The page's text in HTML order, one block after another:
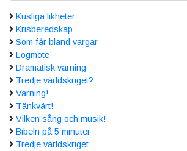
Kusliga likheter
Krisberedskap
Som får bland vargar
Logmöte
Dramatisk varning
Tredje världskriget?
Varning!
Tänkvärt!
Vilken sång och musik!
Bibeln på 5 minuter
Tredje världskriget